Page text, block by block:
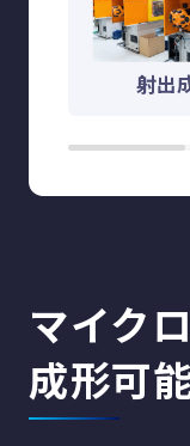
射出
マイク
成形可